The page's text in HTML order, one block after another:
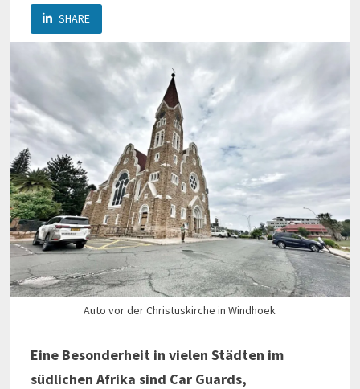
SHARE
Auto vor der Christuskirche in Windhoek
Eine Besonderheit in vielen Städten im
südlichen Afrika sind Car Guards,